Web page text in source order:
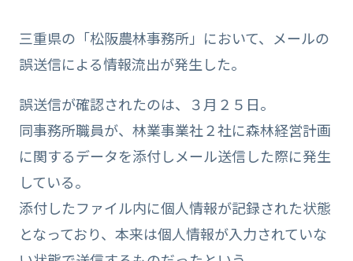
三重県の「松阪農林事務所」において、メールの
誤送信による情報流出が発生した。
誤送信が確認されたのは、３月２５日。
同事務所職員が、林業事業社２社に森林経営計画
に関するデータを添付しメール送信した際に発生
している。
添付したファイル内に個人情報が記録された状態
となっており、本来は個人情報が入力されていな